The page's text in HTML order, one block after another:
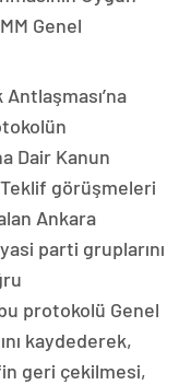
Genel
Dair Kanun
görüşmeleri
Ankara
parti gruplarını
protokolü Genel
kaydederek,
geri çekilmesi,